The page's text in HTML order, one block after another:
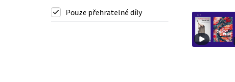
Pouze přehratelné díly